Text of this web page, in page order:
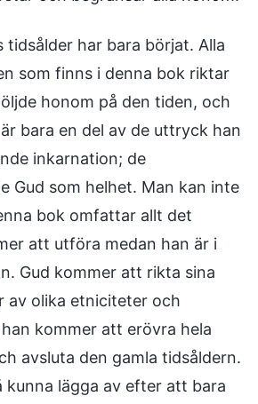
tidsålder har bara börjat. Alla
som finns i denna bok riktar
honom på den tiden, och
bara en del av de uttryck han
inkarnation; de
Gud som helhet. Man kan inte
bok omfattar allt det
att utföra medan han är i
Gud kommer att rikta sina
av olika etniciteter och
kommer att erövra hela
avsluta den gamla tidsåldern.
kunna lägga av efter att bara